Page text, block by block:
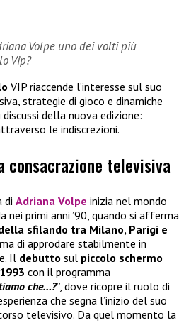
Volpe uno dei volti più
Vip?
VIP riaccende l’interesse sul suo
strategie di gioco e dinamiche
della nuova edizione:
le indiscrezioni.
consacrazione televisiva
di Adriana Volpe inizia nel mondo
nei primi anni ’90, quando si afferma
sfilando tra Milano, Parigi e
di approdare stabilmente in
Il debutto sul piccolo schermo
1993 con il programma
che…?”, dove ricopre il ruolo di
che segna l’inizio del suo
televisivo. Da quel momento la